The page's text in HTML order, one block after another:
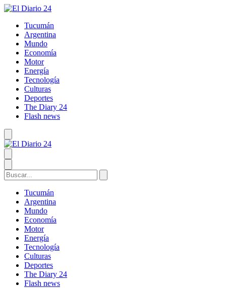
Tucumán
Argentina
Mundo
Economía
Motor
Energía
Tecnología
Culturas
Deportes
The Diary 24
Flash news
Tucumán
Argentina
Mundo
Economía
Motor
Energía
Tecnología
Culturas
Deportes
The Diary 24
Flash news